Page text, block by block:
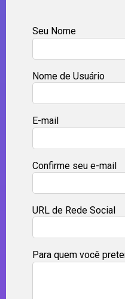
Seu Nome
Nome de Usuário
E-mail
Confirme seu e-mail
URL de Rede Social
Para quem você